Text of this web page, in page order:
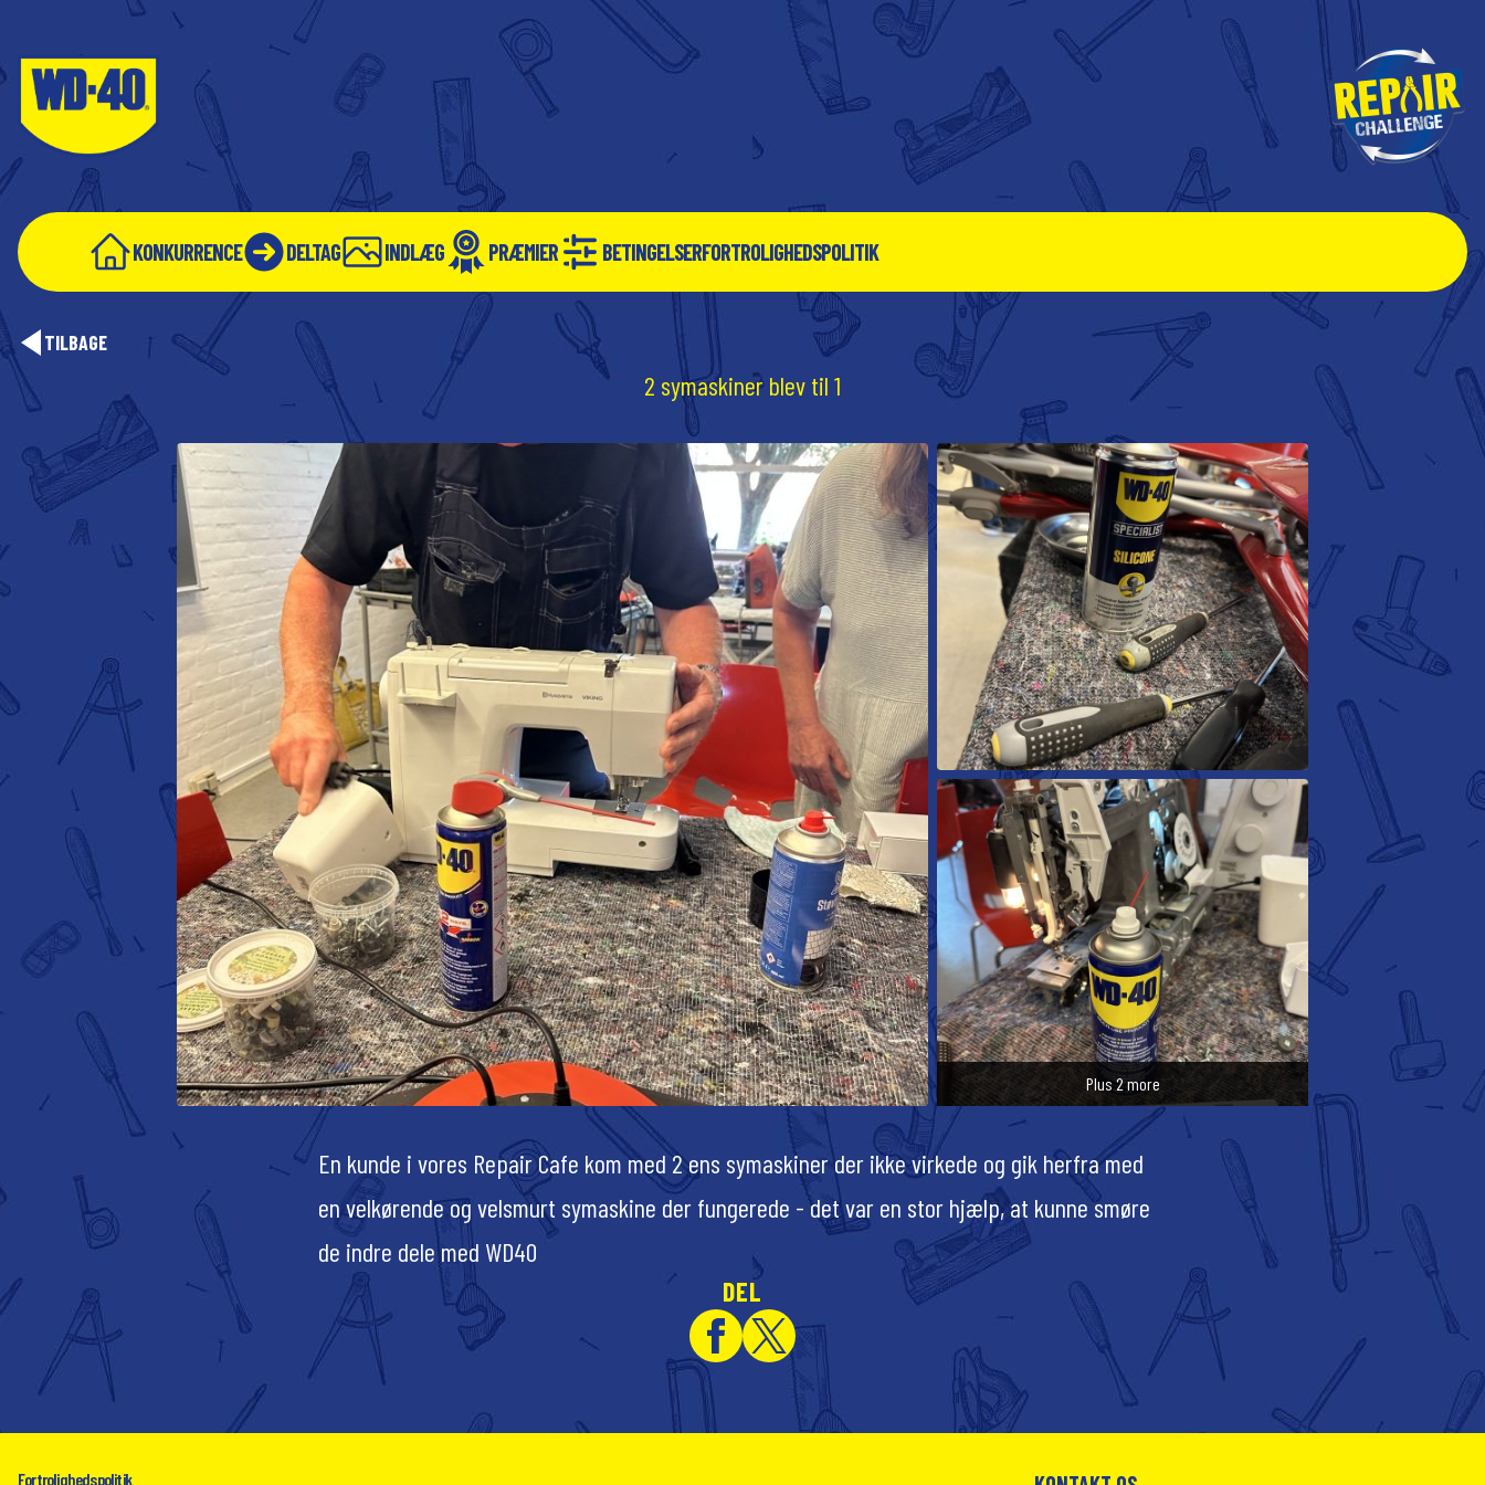
KONKURRENCE DELTAG INDLÆG PRÆMIER BETINGELSERFORTROLIGHEDSPOLITIK
TILBAGE
2 symaskiner blev til 1
Plus 2 more
En kunde i vores Repair Cafe kom med 2 ens symaskiner der ikke virkede og gik herfra med
en velkørende og velsmurt symaskine der fungerede - det var en stor hjælp, at kunne smøre
de indre dele med WD40
DEL
Fortrolighedspolitik